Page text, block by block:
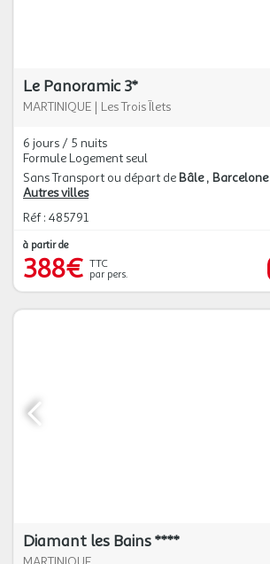
Le Panoramic 3*
MARTINIQUE | Les Trois Îlets
6 jours / 5 nuits
Formule Logement seul
Sans Transport ou départ de Bâle Barcelone
Autres villes
Réf : 485791
à partir de
388€ TTC
par pers.
Diamant les Bains ****